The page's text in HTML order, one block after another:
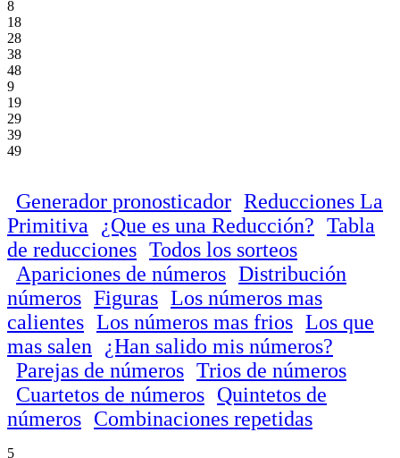
8
18
28
38
48
9
19
29
39
49
Generador pronosticador Reducciones La
Primitiva
¿Que es una Reducción? Tabla
de reducciones Todos los sorteos
Apariciones de números Distribución
números Figuras Los números mas
calientes Los números mas frios Los que
mas salen
¿Han salido mis números?
Parejas de números Trios de números
Cuartetos de números Quintetos de
números Combinaciones repetidas
5